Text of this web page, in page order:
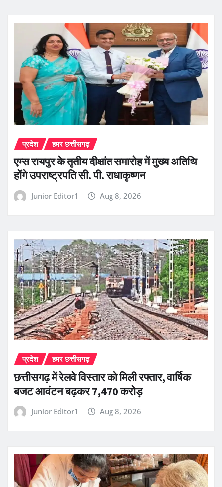
प्रदेश हमर छत्तीसगढ़
एम्स रायपुर के तृतीय दीक्षांत समारोह में मुख्य अतिथि
होंगे उपराष्ट्रपति सी. पी. राधाकृष्णन
Junior Editor1 Aug 8, 2026
प्रदेश हमर छत्तीसगढ़
छत्तीसगढ़ में रेलवे विस्तार को मिली रफ्तार, वार्षिक
बजट आवंटन बढ़कर 7,470 करोड़
Junior Editor1 Aug 8, 2026